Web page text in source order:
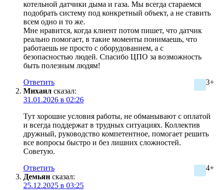
котельной датчики дыма и газа. Мы всегда стараемся
подобрать систему под конкретный объект, а не ставить
всем одно и то же.
Мне нравится, когда клиент потом пишет, что датчик
реально помогает, в такие моменты понимаешь, что
работаешь не просто с оборудованием, а с
безопасностью людей. Спасибо ЦПО за возможность
быть полезным людям!
3+
Ответить
Михаил сказал:
31.01.2026 в 02:26
Тут хорошие условия работы, не обманывают с оплатой
и всегда поддержат в трудных ситуациях. Коллектив
дружный, руководство компетентное, помогает решить
все вопросы быстро и без лишних сложностей.
Советую.
4+
Ответить
Демьян сказал:
25.12.2025 в 03:25